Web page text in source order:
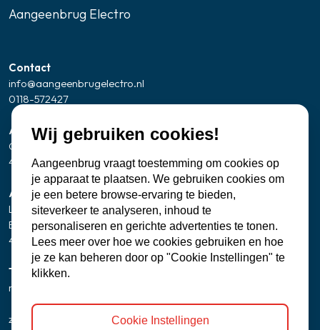
Aangeenbrug Electro
Contact
info@aangeenbrugelectro.nl
0118-572427
Adresgegevens Showroom/kantoor
Oude Zandweg 24
4361 SK Westkapelle
Adresgegevens servicepunt Zierikzee
Let op: geen bezoekadres
Banjaartstraat 2 - 0005
4301 RR Zierikzee
Telefonisch bereikbaar
ma t/m vr
13:00 - 17:00 uur
zaterdag
9:30 uur - 15:00 uur
Wij gebruiken cookies!
Aangeenbrug vraagt toestemming om cookies op
je apparaat te plaatsen. We gebruiken cookies om
je een betere browse-ervaring te bieden,
siteverkeer te analyseren, inhoud te
personaliseren en gerichte advertenties te tonen.
Lees meer over hoe we cookies gebruiken en hoe
je ze kan beheren door op "Cookie Instellingen" te
klikken.
Cookie Instellingen